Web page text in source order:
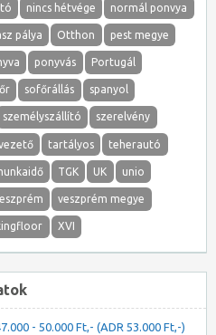
nincs hétvége normál ponvya
pálya Otthon pest megye
ponyvás Portugál
sofőrállás spanyol
személyszállító szerelvény
tartályos teherautó
TGK UK unio
veszprém megye
XVI
- 50.000 Ft,- (ADR 53.000 Ft,-)